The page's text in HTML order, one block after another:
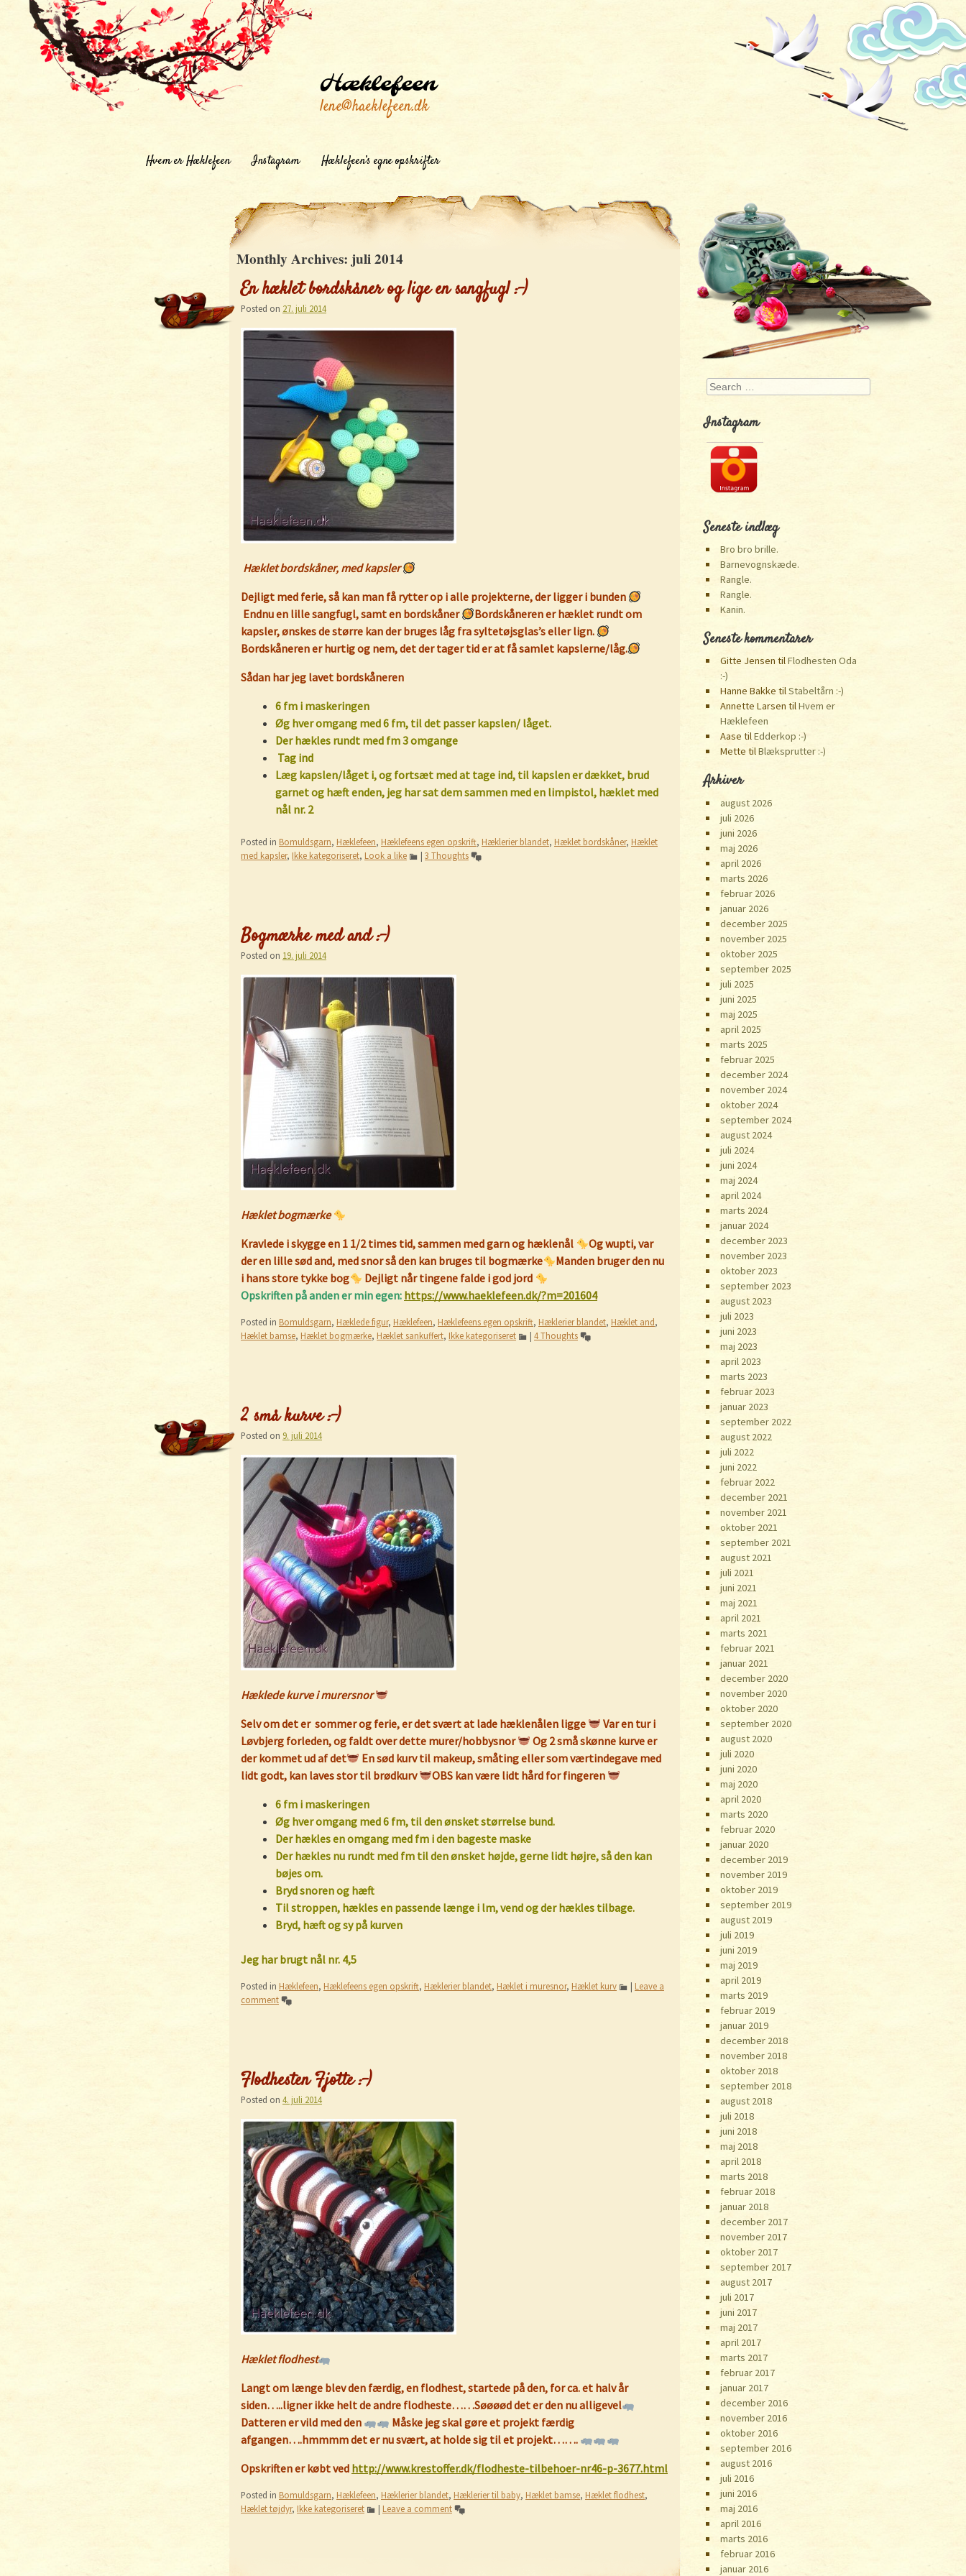
Hæklefeen
lene@haeklefeen.dk
Hvem er Hæklefeen Instagram Hæklefeen’s egne opskrifter
Monthly Archives: juli 2014
En hæklet bordskåner og lige en sangfugl :-)
Posted on 27. juli 2014
Hæklet bordskåner, med kapsler
Dejligt med ferie, så kan man få rytter op i alle projekterne, der ligger i bunden
Endnu en lille sangfugl, samt en bordskåner
Bordskåneren er hæklet rundt om
kapsler, ønskes de større kan der bruges låg fra syltetøjsglas’s eller lign.
Bordskåneren er hurtig og nem, det der tager tid er at få samlet kapslerne/låg.
Sådan har jeg lavet bordskåneren
6 fm i maskeringen
Øg hver omgang med 6 fm, til det passer kapslen/ låget.
Der hækles rundt med fm 3 omgange
Tag ind
Læg kapslen/låget i, og fortsæt med at tage ind, til kapslen er dækket, brud
garnet og hæft enden, jeg har sat dem sammen med en limpistol, hæklet med
nål nr. 2
Posted in Bomuldsgarn, Hæklefeen, Hæklefeens egen opskrift, Hæklerier blandet, Hæklet bordskåner, Hæklet
med kapsler, Ikke kategoriseret, Look a like | 3 Thoughts
Bogmærke med and :-)
Posted on 19. juli 2014
Hæklet bogmærke
Kravlede i skygge en 1 1/2 times tid, sammen med garn og hæklenål
Og wupti, var
der en lille sød and, med snor så den kan bruges til bogmærke
Manden bruger den nu
i hans store tykke bog
Dejligt når tingene falde i god jord
Opskriften på anden er min egen: https://www.haeklefeen.dk/?m=201604
Posted in Bomuldsgarn, Hæklede figur, Hæklefeen, Hæklefeens egen opskrift, Hæklerier blandet, Hæklet and,
Hæklet bamse, Hæklet bogmærke, Hæklet sankuffert, Ikke kategoriseret | 4 Thoughts
2 små kurve :-)
Posted on 9. juli 2014
Hæklede kurve i murersnor
Selv om det er sommer og ferie, er det svært at lade hæklenålen ligge
Var en tur i
Løvbjerg forleden, og faldt over dette murer/hobbysnor
Og 2 små skønne kurve er
der kommet ud af det
En sød kurv til makeup, småting eller som værtindegave med
lidt godt, kan laves stor til brødkurv
OBS kan være lidt hård for fingeren
6 fm i maskeringen
Øg hver omgang med 6 fm, til den ønsket størrelse bund.
Der hækles en omgang med fm i den bageste maske
Der hækles nu rundt med fm til den ønsket højde, gerne lidt højre, så den kan
bøjes om.
Bryd snoren og hæft
Til stroppen, hækles en passende længe i lm, vend og der hækles tilbage.
Bryd, hæft og sy på kurven
Jeg har brugt nål nr. 4,5
Posted in Hæklefeen, Hæklefeens egen opskrift, Hæklerier blandet, Hæklet i muresnor, Hæklet kurv | Leave a
comment
Flodhesten Fjotte :-)
Posted on 4. juli 2014
Hæklet flodhest
Langt om længe blev den færdig, en flodhest, startede på den, for ca. et halv år
siden…..ligner ikke helt de andre flodheste……Søøøød det er den nu alligevel
Datteren er vild med den
Måske jeg skal gøre et projekt færdig
afgangen….hmmmm det er nu svært, at holde sig til et projekt…….
Opskriften er købt ved http://www.krestoffer.dk/flodheste-tilbehoer-nr46-p-3677.html
Posted in Bomuldsgarn, Hæklefeen, Hæklerier blandet, Hæklerier til baby, Hæklet bamse, Hæklet flodhest,
Hæklet tøjdyr, Ikke kategoriseret | Leave a comment
Search
Instagram
Seneste indlæg
Bro bro brille.
Barnevognskæde.
Rangle.
Rangle.
Kanin.
Seneste kommentarer
Gitte Jensen tilFlodhesten Oda
:-)
Hanne Bakke tilStabeltårn :-)
Annette Larsen tilHvem er
Hæklefeen
Aase tilEdderkop :-)
Mette tilBlæksprutter :-)
Arkiver
august 2026
juli 2026
juni 2026
maj 2026
april 2026
marts 2026
februar 2026
januar 2026
december 2025
november 2025
oktober 2025
september 2025
juli 2025
juni 2025
maj 2025
april 2025
marts 2025
februar 2025
december 2024
november 2024
oktober 2024
september 2024
august 2024
juli 2024
juni 2024
maj 2024
april 2024
marts 2024
januar 2024
december 2023
november 2023
oktober 2023
september 2023
august 2023
juli 2023
juni 2023
maj 2023
april 2023
marts 2023
februar 2023
januar 2023
september 2022
august 2022
juli 2022
juni 2022
februar 2022
december 2021
november 2021
oktober 2021
september 2021
august 2021
juli 2021
juni 2021
maj 2021
april 2021
marts 2021
februar 2021
januar 2021
december 2020
november 2020
oktober 2020
september 2020
august 2020
juli 2020
juni 2020
maj 2020
april 2020
marts 2020
februar 2020
januar 2020
december 2019
november 2019
oktober 2019
september 2019
august 2019
juli 2019
juni 2019
maj 2019
april 2019
marts 2019
februar 2019
januar 2019
december 2018
november 2018
oktober 2018
september 2018
august 2018
juli 2018
juni 2018
maj 2018
april 2018
marts 2018
februar 2018
januar 2018
december 2017
november 2017
oktober 2017
september 2017
august 2017
juli 2017
juni 2017
maj 2017
april 2017
marts 2017
februar 2017
januar 2017
december 2016
november 2016
oktober 2016
september 2016
august 2016
juli 2016
juni 2016
maj 2016
april 2016
marts 2016
februar 2016
januar 2016